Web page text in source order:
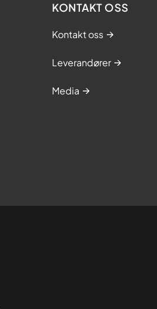
KONTAKT OSS
Kontakt oss
Leverandører
Media